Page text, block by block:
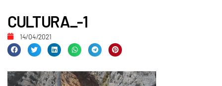
CULTURA_-1
14/04/2021